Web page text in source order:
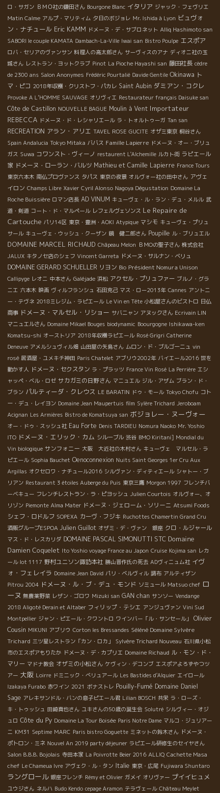
ロ・サガン ＢＭＯ社の鎌田さん Bourgone Blanc イタリア ジャック・フェヴリエ
Matin Calme アルプ・マリティム 夕日のボジョレ Mr. Ishida à Lyon ビュヴォ
ン・ナチュール Eric KAMM ドメーヌ・デ・サブロネット Alliq Hashimoto san
SABORI le couple KAMATA Dambach-La-Ville Iwai san Bistro Poulpe エスポア
ロバ・セリアのヴァンサン 料理人の高太郎さん サーヴィスのアナ ディオニ社の玉
城さん レストラン・ヨットクラブ Pinot La Pioche Hayashi san 藤田社長 cèdre
de 2300 ans Salon Anonymes Frédéric Pourtalié Davide Gentile Okinawa ト
マ・ピコ 2018年収穫・クリストフ・パカレ Saint Aubin ダミアン・コクレ
Provoke A L’HOMME SAUVAGE オリヴィエ Restaurateur français Daisuke san
Côte de Castillon NOUVELLE BAGUE Moulin à Vent Importateur
REBECCA ドメーヌ・ド・レシャリエール ラ・トォルトゥーガ Tan san
RECREATION アラン・アリエ TAVEL ROSE GUCITE オザミ東京 桐谷さん
Spain Andalucia Tokyo Mitaka ババス Famille Lapierre ドメーヌ・オー・ブリュ
ガス Suwa コワンスト・ヴィーノ restaurent L'Alchemille ルカト街 ラピエール
家 ドメーヌ・ローラン・バルツ Mathieu et Camille Lapierre France Tours
東京六本木 南仏プロヴァンス タパス 東京の夜景 オルヴォー社の田中さん アヴェ
イロン Champs Libre Xavier Cyril Alonso Nagoya Dégustation Domaine La
Roche Buissière ロマン店長 AD VINUM キューヴェ・ル・ラン・デュ・メルル 武
道・剣道 コート・ド・マルペール レフェルヴェソンス Le Repaire de
Cartouche パリ14区 東京・豊洲・AOKI Atypique マシモ キューヴェ・プリュ
サール キューヴェ・ウッシュ・クーザン 鏡 健二郎さん Poupille ル・ブリュエル
DOMAINE MARCEL RICHAUD Châpeau Melon ＢＭОの聖子さん 株式会社
JALUX キタノセ店のシェフ Vincent Garreta ドメーヌ・サルナン・ベリュ
DOMAINE GERARD SCHUELLER リヨン Bio Président Nomura Unison
Callipyge レオニ 中本さん Galéjade 浜松 アクセル・プリュファー ブルノ・グラ
ニエ 六本木 映画 ヴィルフランシュ 石田克己 マス・ロー2013年 Cannes アントニ
ー・テヴネ 2018ミレジム・ラピエール Le Vin en Tête 小松屋さんのビストロ 日仏
商事 ドメーヌ・マルセル・リショー サバニャン アヌックさん Ecrivain LIN
マニュエルさん Domaine Mikael Bouges biodynamic Boourgogne Ishikawa-ken
Komatsu-shi オーストリア 2018年収穫ラピエール Rosé Grigri Catherine
Deneuve アメルシュヴィル畑 山田屋の矢島さん ムロン・ド・ブルゴーニュ vin
rosé 居酒屋・ユメキチ神田 Paris Chatelet アブリウ2002年 バイエール2016 世を
動かす人 ドメーヌ・セクスタン ラ・プラッツ France Vin Rosé La Perrière エシ
ャッペ・ベル・ロゼ サカガミの日野さん マニュエル ジル・アザム ブラン・ド・
ブラン パルティーダ・クレウス LE BARATIN ドゥ・モール Tokyo Chofu コト
ー・デュ・レイヨン Domaine Jean Maupertuis film Sylère Trichard Jeroboam
Acignan Les Armières Bistro de Komatsuya san ボジョレー・ヌーヴォー
オー・ドゥ・スッシュ社 Eau Forte Denis TARDIEU Nomura Naoko Mr. Yoshio
ITO ドメーヌ・エリック・カム シルーブル 渋谷 BMO Kiritani] Mondial du
Vin biologique サンフォニー 大阪 大近社の木村さん キューヴェ マルセル・ラ
ピエール Sophia Bauchet Oenoconnexion Nuits Saint Georges 1er Cru Aux
Argillas オクセロワ・ナチュール2016 シルヴァン・ディティエール シャトー・ブ
リアン Restaurant 3 étoiles Auberge du Puis 東京三鷹 Morgon 1997 フレンチバ
ーベキュー フレンチレストラン・ラ・ピヨッシュ Julien Courtois オルヴォー、オ
リゾン Piemonte Alma Mater ドメーヌ・ジェローム・ソリーニ Atsumi Foods
シェフ・ロドルフ SOPEXA カーヴ・フジキ Ruchottes Chamertin Grand Cru
酒販グループESPOA Julien Guillot オザミ・デ・ヴァン 銀座 クロ・ルジャール
マス・ド・レスカリダ DOMAINE PASCAL SIMONUTTI STC Domaine
Damien Coquelet Ito Yoshio voyage France au Japon Cruise Kojima san レカ
ール lot 1117 野村ユニソン諏訪本社 勝山晋作氏の死去 ADヴィニュム社 イヴ
ォ・フェレイラ Domaine Jean David パリ・ベルヴィル 調布 アルティザン
Pitrou 2004 ドメーヌ・ル・ブ・デュ・モンド ソミュール Matsuo chef ロ
ーヌ 無農薬野菜 レザン・ゴロワ Mizuki san GAN chan サンソー Vendange
2018 Aligoté Derain et Altaber フィリップ・テシエ アンジュヴァン Vini Sud
Montpellier ジャン・ピエール・クワントロ ワインバー「ル・サンセール」
Olivier
Cousin MIKUNI アブリウ Corton les Bressandes Séléné Domaine Sylvère
Trichard 三ツ星レストラン「カン・ロカ」 Sylvère Trichard Nouveau 石川県小松
市のエスポアもりたか ドメーヌ・デ・カプリエ Domaine Richaud ル・モン・ド・
マリー マドナ教会 オザミの小松さん ケヴィン・デコンブ エスポアよろずやつツ
アー 大阪 Loirre ドミニック・べリュアール Les Bastides d'Alquier エイロール
Izakaya Furabo 赤ワイン 2021 ボナストレ Pouilly-Fumé Domaine Daniel
Sage アレキサンドル・バンの息子ピエール君 Lilian BOSCH 共栄 ラ・ローズ・
キ・トゥッシュ 田崎真也さん ユキさんの50歳の誕生会 Solutré シルヴィー・オジ
ュロ Côte du Py Domaine La Tour Boisée Paris Notre Dame マルコ・ジュリアー
ニ KM31 Septime MARC Paris bistro Goguette ミネットの鈴木さん ドメーヌ・
ポトロン・ミネ Nouvel An 2019 party déjeuner ラピエール研修生のセイヤさん
Salon B.B.B. Bojolais 寺田本家 La Poivrotte Beier 2016 ALLIQ Cachette Masa
chef Le Chameua Ivre アヴェク・ル・タン Italie 東京・広尾 Fujiwara Shuntaro
ラングロール 銀座フレンチ Rémy et Olivier ガメイ オリヴァー プイイヒュメ
ユウジさん ネルハ Budo Kendo cepage Aramon テラヴェール Château Meylet